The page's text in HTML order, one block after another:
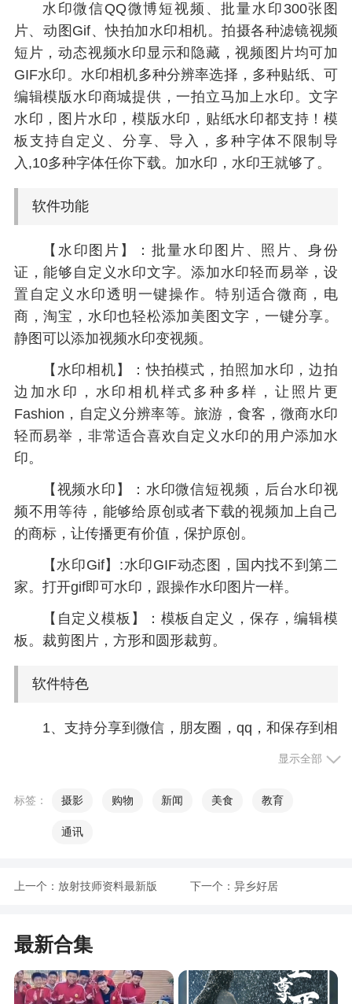
水印微信QQ微博短视频、批量水印300张图
片、动图Gif、快拍加水印相机。拍摄各种滤镜视频
短片，动态视频水印显示和隐藏，视频图片均可加
GIF水印。水印相机多种分辨率选择，多种贴纸、可
编辑模版水印商城提供，一拍立马加上水印。文字
水印，图片水印，模版水印，贴纸水印都支持！模
板支持自定义、分享、导入，多种字体不限制导
入,10多种字体任你下载。加水印，水印王就够了。
软件功能
【水印图片】：批量水印图片、照片、身份
证，能够自定义水印文字。添加水印轻而易举，设
置自定义水印透明一键操作。特别适合微商，电
商，淘宝，水印也轻松添加美图文字，一键分享。
静图可以添加视频水印变视频。
【水印相机】：快拍模式，拍照加水印，边拍
边加水印，水印相机样式多种多样，让照片更
Fashion，自定义分辨率等。旅游，食客，微商水印
轻而易举，非常适合喜欢自定义水印的用户添加水
印。
【视频水印】：水印微信短视频，后台水印视
频不用等待，能够给原创或者下载的视频加上自己
的商标，让传播更有价值，保护原创。
【水印Gif】:水印GIF动态图，国内找不到第二
家。打开gif即可水印，跟操作水印图片一样。
【自定义模板】：模板自定义，保存，编辑模
板。裁剪图片，方形和圆形裁剪。
软件特色
1、支持分享到微信，朋友圈，qq，和保存到相
能够去掉一些复杂背景上的水印
直接用手指在照片上涂鸦好了
小编评价
1、水印王，让你的图片属于你自己。自己拍出
的照片怕被别人盗用？自己花钱设计的logo被别人盗
显示全部
标签： 摄影 购物 新闻 美食 教育
通讯
上一个： 放射技师资料最新版 下一个： 异乡好居
最新合集